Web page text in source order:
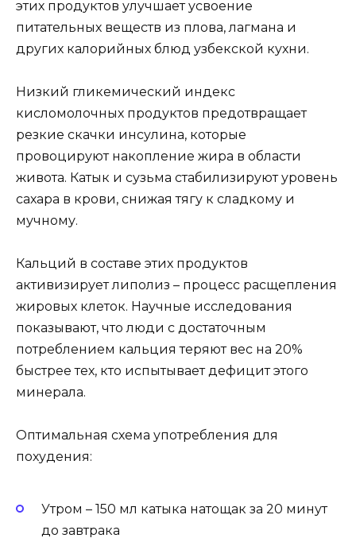
этих продуктов улучшает усвоение
питательных веществ из плова, лагмана и
других калорийных блюд узбекской кухни.
Низкий гликемический индекс
кисломолочных продуктов предотвращает
резкие скачки инсулина, которые
провоцируют накопление жира в области
живота. Катык и сузьма стабилизируют уровень
сахара в крови, снижая тягу к сладкому и
мучному.
Кальций в составе этих продуктов
активизирует липолиз – процесс расщепления
жировых клеток. Научные исследования
показывают, что люди с достаточным
потреблением кальция теряют вес на 20%
быстрее тех, кто испытывает дефицит этого
минерала.
Оптимальная схема употребления для
похудения:
Утром – 150 мл катыка натощак за 20 минут
до завтрака